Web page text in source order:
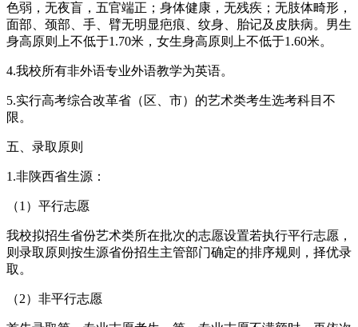
色弱，无夜盲，五官端正；身体健康，无残疾；无肢体畸形，
面部、颈部、手、臂无明显疤痕、纹身、胎记及皮肤病。男生
身高原则上不低于1.70米，女生身高原则上不低于1.60米。
4.我校所有非外语专业外语教学为英语。
5.实行高考综合改革省（区、市）的艺术类考生选考科目不
限。
五、录取原则
1.非陕西省生源：
（1）平行志愿
我校拟招生省份艺术类所在批次的志愿设置若执行平行志愿，
则录取原则按生源省份招生主管部门确定的排序规则，择优录
取。
（2）非平行志愿